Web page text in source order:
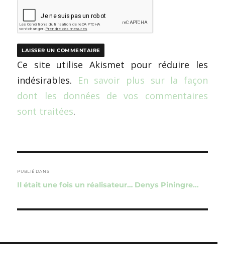
Ce site utilise Akismet pour réduire les
indésirables. En savoir plus sur la façon
dont les données de vos commentaires
sont traitées.
de
l’article
PUBLIÉ DANS
Il était une fois un réalisateur… Denys Piningre…